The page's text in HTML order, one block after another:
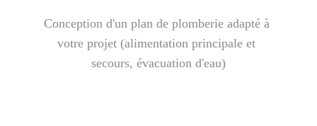
Conception d'un plan de plomberie adapté à
votre projet (alimentation principale et
secours, évacuation d'eau)